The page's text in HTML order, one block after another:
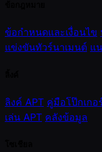
ข้อกำหนดและเงื่อนไข
แข่งขันทัวร์นาเมนต์ แ
ลิงค์ APT คู่มือโป๊กเกอ
เล่น APT คลังข้อมูล